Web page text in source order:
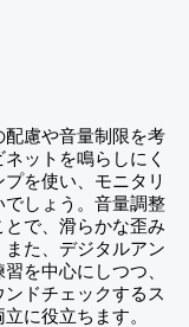
慮や音量制限を考
ットを鳴らしにく
を使い、モニタリ
しょう。音量調整
で、滑らかな歪み
た、デジタルアン
を中心にしつつ、
ドチェックするス
に役立ちます。